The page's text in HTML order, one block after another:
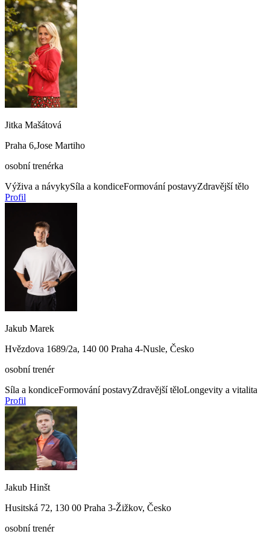
Jitka Mašátová
Praha 6,Jose Martiho
osobní trenérka
Výživa a návykySíla a kondiceFormování postavyZdravější tělo
Profil
Jakub Marek
Hvězdova 1689/2a, 140 00 Praha 4-Nusle, Česko
osobní trenér
Síla a kondiceFormování postavyZdravější těloLongevity a vitalita
Profil
Jakub Hinšt
Husitská 72, 130 00 Praha 3-Žižkov, Česko
osobní trenér